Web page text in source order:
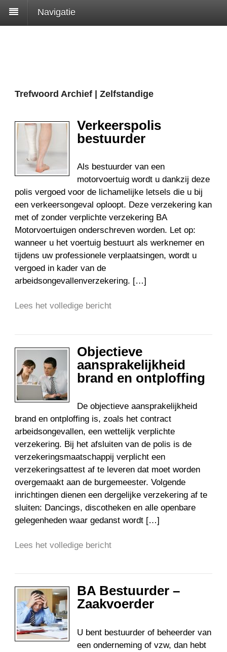
Navigatie
Trefwoord Archief | Zelfstandige
Verkeerspolis
bestuurder
Als bestuurder van een
motorvoertuig wordt u dankzij deze
polis vergoed voor de lichamelijke letsels die u bij
een verkeersongeval oploopt. Deze verzekering kan
met of zonder verplichte verzekering BA
Motorvoertuigen onderschreven worden. Let op:
wanneer u het voertuig bestuurt als werknemer en
tijdens uw professionele verplaatsingen, wordt u
vergoed in kader van de
arbeidsongevallenverzekering. […]
Lees het volledige bericht
Objectieve
aansprakelijkheid
brand en ontploffing
De objectieve aansprakelijkheid
brand en ontploffing is, zoals het contract
arbeidsongevallen, een wettelijk verplichte
verzekering. Bij het afsluiten van de polis is de
verzekeringsmaatschappij verplicht een
verzekeringsattest af te leveren dat moet worden
overgemaakt aan de burgemeester. Volgende
inrichtingen dienen een dergelijke verzekering af te
sluiten: Dancings, discotheken en alle openbare
gelegenheden waar gedanst wordt […]
Lees het volledige bericht
BA Bestuurder –
Zaakvoerder
U bent bestuurder of beheerder van
een onderneming of vzw, dan hebt